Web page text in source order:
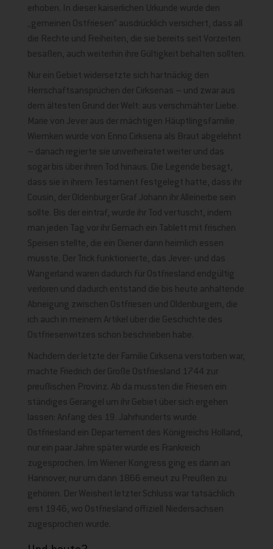
erhoben. In dieser kaiserlichen Urkunde wurde den
„gemeinen Ostfriesen“ ausdrücklich versichert, dass all
die Rechte und Freiheiten, die sie bereits seit Vorzeiten
besaßen, auch weiterhin ihre Gültigkeit behalten sollten.
Nur ein Gebiet widersetzte sich hartnäckig den
Herrschaftsansprüchen der Cirksenas – und zwar aus
dem ältesten Grund der Welt: aus verschmähter Liebe.
Marie von Jever aus der mächtigen Häuptlingsfamilie
Wiemken wurde von Enno Cirksena als Braut abgelehnt
– danach regierte sie unverheiratet weiter und das
sogar bis über ihren Tod hinaus. Die Legende besagt,
dass sie in ihrem Testament festgelegt hatte, dass ihr
Cousin, der Oldenburger Graf Johann ihr Alleinerbe sein
sollte. Bis der eintraf, wurde ihr Tod vertuscht, indem
man jeden Tag vor ihr Gemach ein Tablett mit frischen
Speisen stellte, die ein Diener dann heimlich essen
musste. Der Trick funktionierte, das Jever- und das
Wangerland waren dadurch für Ostfriesland endgültig
verloren und dadurch entstand die bis heute anhaltende
Abneigung zwischen Ostfriesen und Oldenburgern, die
ich auch in meinem Artikel über die Geschichte des
Ostfriesenwitzes schon beschrieben habe.
Nachdem der letzte der Familie Cirksena verstorben war,
machte Friedrich der Große Ostfriesland 1744 zur
preußischen Provinz. Ab da mussten die Friesen ein
ständiges Gerangel um ihr Gebiet über sich ergehen
lassen: Anfang des 19. Jahrhunderts wurde
Ostfriesland ein Departement des Königreichs Holland,
nur ein paar Jahre später wurde es Frankreich
zugesprochen. Im Wiener Kongress ging es dann an
Hannover, nur um dann 1866 erneut zu Preußen zu
gehören. Der Weisheit letzter Schluss war tatsächlich
erst 1946, wo Ostfriesland offiziell Niedersachsen
zugesprochen wurde.